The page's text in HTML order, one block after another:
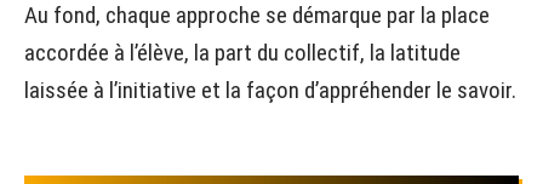
Au fond, chaque approche se démarque par la place
accordée à l’élève, la part du collectif, la latitude
laissée à l’initiative et la façon d’appréhender le savoir.